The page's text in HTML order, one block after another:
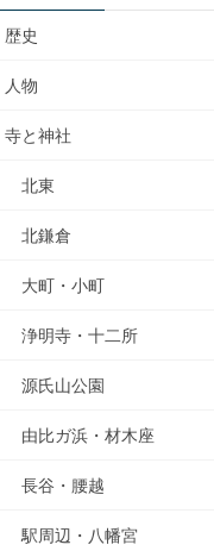
歴史
人物
寺と神社
北東
北鎌倉
大町・小町
浄明寺・十二所
源氏山公園
由比ガ浜・材木座
長谷・腰越
駅周辺・八幡宮